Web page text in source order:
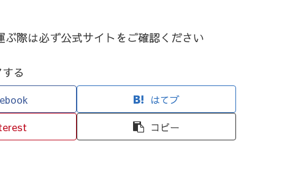
際は必ず公式サイトをご確認ください
る
はてブ
コピー